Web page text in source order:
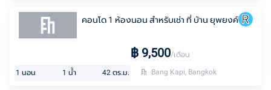
คอนโด 1 ห้องนอน สำหรับเช่า ที่ บ้าน ยุพยงค์
฿ 9,500/เดือน
1 นอน 1 น้ำ 42 ตร.ม. Bang Kapi, Bangkok